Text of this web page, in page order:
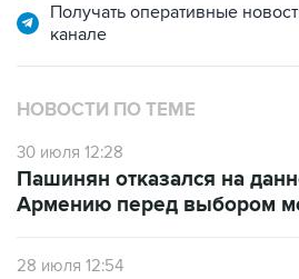
Получать оперативные
канале
НОВОСТИ ПО ТЕМЕ
30 июля 12:28
Пашинян отказался на
Армению перед выбором
28 июля 12:54